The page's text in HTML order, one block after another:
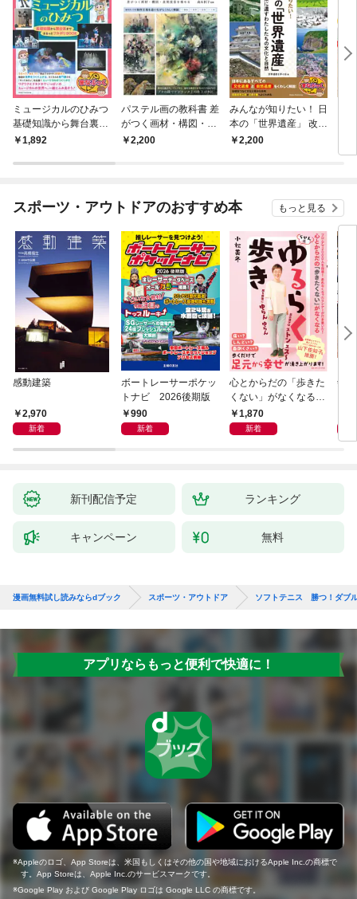
ミュージカルのひみつ
基礎知識から舞台裏ま
で まるっとフカボリB
1,892
パステル画の教科書 差
がつく画材・構図・表
現技法を極める
2,200
みんなが知りたい！ 日
本の「世界遺産」 改訂
版 未来に遺すわたした
2,200
作
スポーツ・アウトドアのおすすめ本 もっと見る
感動建築
2,970
新着
ボートレーサーポケッ
トナビ 2026後期版
990
新着
心とからだの「歩きた
くない」がなくなる
らせん流 ゆるらく歩
き
1,870
新着
剣
新刊配信予定 ランキング
キャンペーン 無料
漫画無料試し読みならdブック スポーツ・アウトドア ソフトテニス 勝つ！ダブ
アプリならもっと便利で快適に！
Appleのロゴ、App Storeは、米国もしくはその他の国や地域におけるApple Inc.の商標で
す。App Storeは、Apple Inc.のサービスマークです。
Google Play および Google Play ロゴは Google LLC の商標です。